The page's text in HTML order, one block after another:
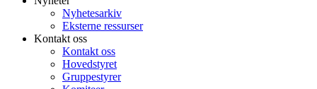
Nyhetesarkiv
Eksterne ressurser
Kontakt oss
Kontakt oss
Hovedstyret
Gruppestyrer